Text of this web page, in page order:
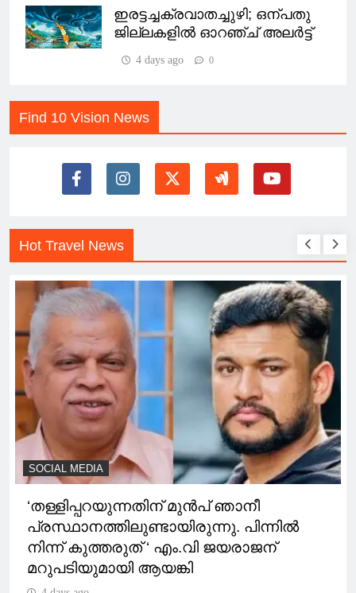
ഇരട്ടച്ചക്രവാതച്ചുഴി; ഒന്പതു
ജില്ലകളില്‍ ഓറഞ്ച് അലര്‍ട്ട്
4 days ago 0
Find 10 Vision News
Hot Travel News
SOCIAL MEDIA
‘തള്ളിപ്പറയുന്നതിന് മുന്‍പ് ഞാനീ
പ്രസ്ഥാനത്തിലുണ്ടായിരുന്നു. പിന്നിൽ
നിന്ന് കുത്തരുത് ‘ എം.വി ജയരാജന്
മറുപടിയുമായി ആയങ്കി